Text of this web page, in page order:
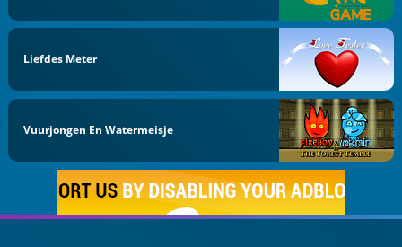
Liefdes Meter
Vuurjongen En Watermeisje